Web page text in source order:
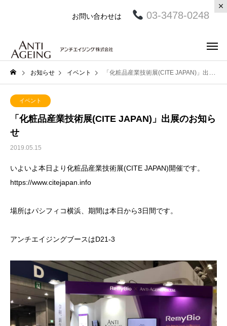
お問い合わせは 03-3478-0248
お知らせ イベント 「化粧品産業技術展(CITE JAPAN)」出展のお知らせ
イベント
「化粧品産業技術展(CITE JAPAN)」出展のお知ら
せ
2019.05.15
いよいよ本日より化粧品産業技術展(CITE JAPAN)開催です。
https://www.citejapan.info
場所はパシフィコ横浜、期間は本日から3日間です。
アンチエイジングブースはD21-3